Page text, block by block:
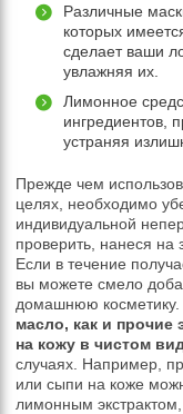
Различные
которых
сделает ваши
увлажняя их.
Лимонное
ингредиентов,
устраняя
Прежде чем
целях, необходимо
индивидуальной
проверить, нанеся на
Если в течение
вы можете смело
домашнюю
масло, как и прочие
на кожу в чистом
случаях. Например,
или сыпи на коже
лимонным экстрактом,